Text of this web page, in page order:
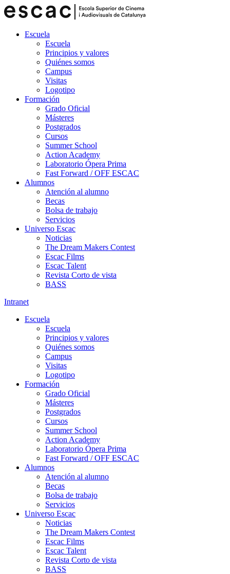
Escuela
Escuela
Principios y valores
Quiénes somos
Campus
Visitas
Logotipo
Formación
Grado Oficial
Másteres
Postgrados
Cursos
Summer School
Action Academy
Laboratorio Ópera Prima
Fast Forward / OFF ESCAC
Alumnos
Atención al alumno
Becas
Bolsa de trabajo
Servicios
Universo Escac
Noticias
The Dream Makers Contest
Escac Films
Escac Talent
Revista Corto de vista
BASS
Intranet
Escuela
Escuela
Principios y valores
Quiénes somos
Campus
Visitas
Logotipo
Formación
Grado Oficial
Másteres
Postgrados
Cursos
Summer School
Action Academy
Laboratorio Ópera Prima
Fast Forward / OFF ESCAC
Alumnos
Atención al alumno
Becas
Bolsa de trabajo
Servicios
Universo Escac
Noticias
The Dream Makers Contest
Escac Films
Escac Talent
Revista Corto de vista
BASS